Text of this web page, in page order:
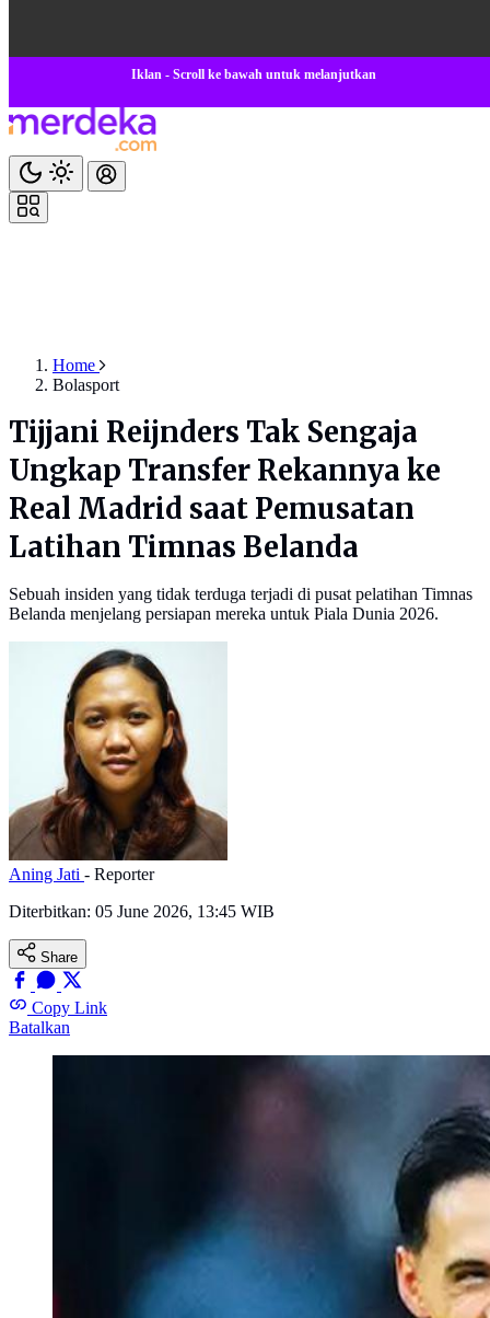
Iklan - Scroll ke bawah untuk melanjutkan
Home
Bolasport
Tijjani Reijnders Tak Sengaja
Ungkap Transfer Rekannya ke
Real Madrid saat Pemusatan
Latihan Timnas Belanda
Sebuah insiden yang tidak terduga terjadi di pusat pelatihan Timnas
Belanda menjelang persiapan mereka untuk Piala Dunia 2026.
Aning Jati - Reporter
Diterbitkan: 05 June 2026, 13:45 WIB
Share
Copy Link
Batalkan